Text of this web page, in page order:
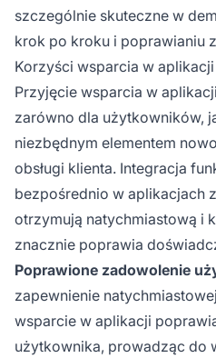
szczególnie skuteczne w
krok po kroku i poprawianiu
Korzyści wsparcia w aplikacji
Przyjęcie wsparcia w
zarówno dla użytkowników,
niezbędnym elementem
obsługi klienta. Integracja
bezpośrednio w aplikacjach
otrzymują natychmiastową i
znacznie poprawia
Poprawione zadowolenie
zapewnienie
wsparcie w aplikacji
użytkownika, prowadząc do